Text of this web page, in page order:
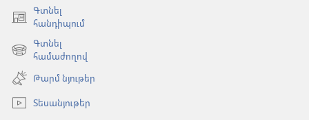
Գտնել
հանդիպում
(բացվում
նոր
պատուհան)
Գտնել
համաժողով
(բացվում
նոր
պատուհան)
Թարմ նյութեր
Տեսանյութեր